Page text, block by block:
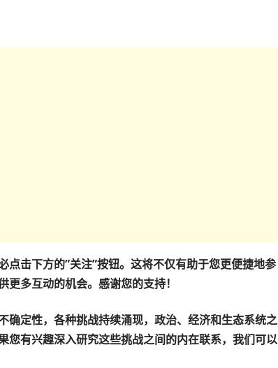
点击下方的”关注”按钮。这将不仅有助于您更便捷地参
更多互动的机会。感谢您的支持！
确定性，各种挑战持续涌现，政治、经济和生态系统之
您有兴趣深入研究这些挑战之间的内在联系，我们可以